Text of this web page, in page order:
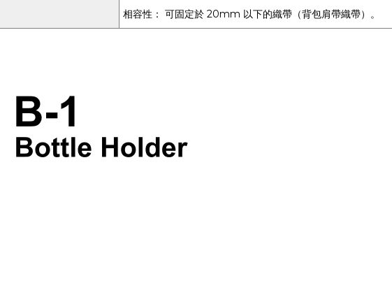
相容性： 可固定於 20mm 以下的織帶（背包肩帶織帶）。